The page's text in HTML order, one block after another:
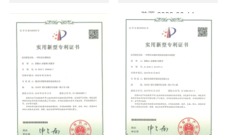
装置 2022-06-14